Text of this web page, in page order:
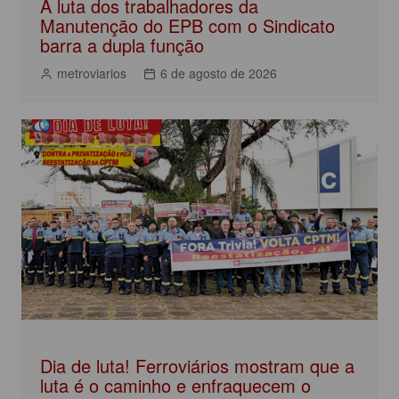
A luta dos trabalhadores da
Manutenção do EPB com o Sindicato
barra a dupla função
metroviarios 6 de agosto de 2026
Dia de luta! Ferroviários mostram que a
luta é o caminho e enfraquecem o